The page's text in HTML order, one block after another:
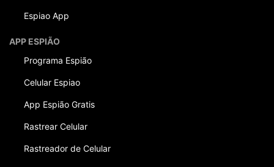
Espiao App
APP ESPIÃO
Programa Espião
Celular Espiao
App Espião Gratis
Rastrear Celular
Rastreador de Celular